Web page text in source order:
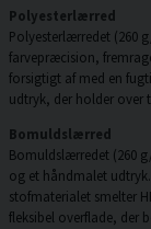
Polyesterlærred
Polyesterlærredet (260
farvepræcision,
forsigtigt af med en
udtryk, der holder over
Bomuldslærred
Bomuldslærredet (260
og et håndmalet
stofmaterialet smelter
fleksibel overflade, der